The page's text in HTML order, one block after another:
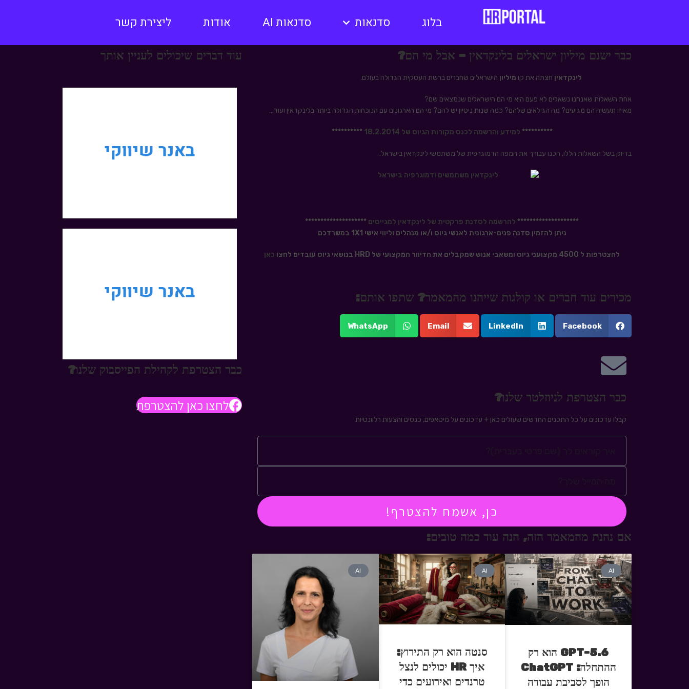
בלוג סדנאות סדנאות AI אודות ליצירת קשר
כבר ישנם מיליון ישראלים בלינקדאין – אבל מי הם?
לינקדאין חצתה את קו מיליון הישראלים שחברים ברשת העסקית הגדולה בעולם.
אחת השאלות שאנחנו נשאלים לא פעם היא מי הם הישראלים שנמצאים שם?
מאיזו תעשיה הם מגיעים? מה הגילאים שלהם? כמה שנות ניסיון יש להם? מי הם הארגונים עם הנוכחות הגדולה ביותר בלינקדאין ועוד…
********** למידע והרשמה לכנס מקורות הגיוס של 18.2.2014 **********
בדיוק בשל השאלות הללו, הכנו עבורך את המפה הדמוגרפית של משתמשי לינקדאין בישראל.
******************** להרשמה לסדנת פרקטית של לינקדאין למגייסים ********************
ניתן להזמין סדנה פנים-ארגונית לאנשי גיוס ו/או מנהלים וליווי אישי 1X1 במשרדכם
להצטרפות ל 4500 מקצועני גיוס ומשאבי אנוש שמקבלים את הדיוור המקצועי של HRD בנושאי גיוס עובדים לחצו כאן
מכירים עוד חברים או קולגות שייהנו מהמאמר? שתפו אותם:
Facebook
LinkedIn
Email
WhatsApp
כבר הצטרפת לניוזלטר שלנו?
קבלו עדכונים על כל התכנים החדשים שעולים כאן + עדכונים על מיטאפים, כנסים והצעות רלוונטיות
כן, אשמח להצטרף!
אם נהנת מהמאמר הזה, הנה עוד כמה טובים:
AI
GPT-5.6 הוא רק
ההתחלה: ChatGPT
הופך לסביבת עבודה
AI
סנטה הוא רק התירוץ:
איך HR יכולים לנצל
טרנדים ואירועים כדי
AI
עוד דברים שיכולים לעניין אותך
כבר הצטרפת לקהילת הפייסבוק שלנו?
לחצו כאן להצטרפת